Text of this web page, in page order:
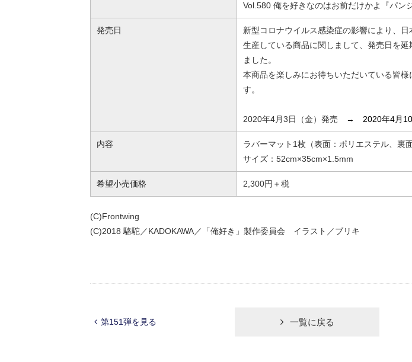
Vol.580 俺を好きなのはお前だけかよ『パン
発売日
新型コロナウイルス感染症の影響により、
生産している商品に関しまして、発売日を延
ました。
本商品を楽しみにお待ちいただいている皆様
す。
2020年4月3日（金）発売 → 2020年4月10
内容
ラバーマット1枚（表面：ポリエステル、裏
サイズ：52cm×35cm×1.5mm
希望小売価格 2,300円＋税
(C)Frontwing
(C)2018 駱駝／KADOKAWA／「俺好き」製作委員会 イラスト／ブリキ
第151弾を見る 一覧に戻る